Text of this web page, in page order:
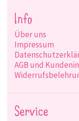
Info
Über uns
Impressum
AGB und
Service